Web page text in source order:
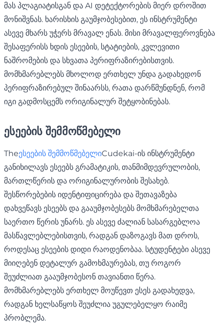
მას პლაგიატისგან და AI დეტექტორების მიერ დროშით
მონიშვნას. ხარისხის გაუმჯობესებით, ეს ინსტრუმენტი
ასევე მხარს უჭერს მრავალ ენას. მისი მრავალფეროვნება
შესაფერისს ხდის ესეების, სტატიების, კვლევითი
ნაშრომების და სხვათა პერიფრაზირებისთვის.
მომხმარებლებს მხოლოდ ერთხელ უნდა გადახედონ
პერიფრაზირებულ შინაარსს, რათა დარწმუნდნენ, რომ
იგი გადმოსცემს ორიგინალურ შეტყობინებას.
ესეების შემმოწმებელი
Theესეების შემმოწმებელიCudekai-ის ინსტრუმენტი
განიხილავს ესეებს გრამატიკის, თანმიმდევრულობის,
მართლწერის და ორიგინალურობის შესახებ.
შესწორებების იდენტიფიცირება და შეთავაზება
დახვეწავს ესეებს და გააუმჯობესებს მომხმარებელთა
საერთო წერის უნარს. ეს ასევე ძალიან სასარგებლოა
მასწავლებლებისთვის, რადგან დაზოგავს მათ დროს,
როდესაც ესეების დიდი რაოდენობაა. სტუდენტები ასევე
მიიღებენ დეტალურ გამოხმაურებას, თუ როგორ
შეუძლიათ გააუმჯობესონ თავიანთი წერა.
მომხმარებლებს ერთხელ მოუწევთ ესეს გადახედვა,
რადგან ხელსაწყოს შეუძლია უგულებელყო რაიმე
პრობლემა.